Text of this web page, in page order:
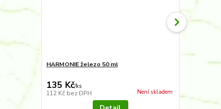
HARMONIE železo 50 ml
135 Kč/ks
112 Kč bez DPH Není skladem
Substrát
95 Kč